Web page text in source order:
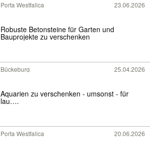
Porta Westfalica 23.06.2026
Robuste Betonsteine für Garten und
Bauprojekte zu verschenken
Bückeburg 25.04.2026
Aquarien zu verschenken - umsonst - für
lau….
Porta Westfalica 20.06.2026